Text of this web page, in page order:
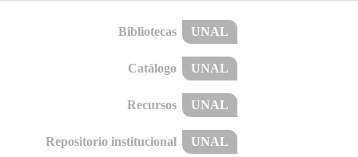
Bibliotecas UNAL
Catálogo UNAL
Recursos UNAL
Repositorio institucional UNAL